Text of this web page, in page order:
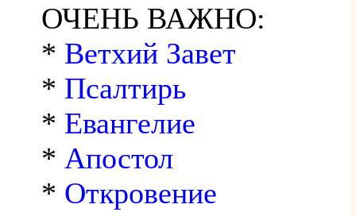
ОЧЕНЬ ВАЖНО:
* Ветхий Завет
* Псалтирь
* Евангелие
* Апостол
* Откровение